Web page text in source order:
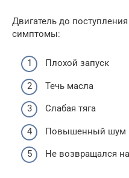
Двигатель до
симптомы:
Плохой запуск
Течь масла
Слабая тяга
Повышенный шум
Не возвращался